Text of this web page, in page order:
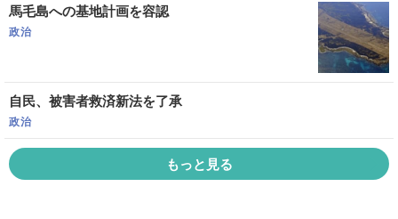
馬毛島への基地計画を容認
政治
自民、被害者救済新法を了承
政治
もっと見る